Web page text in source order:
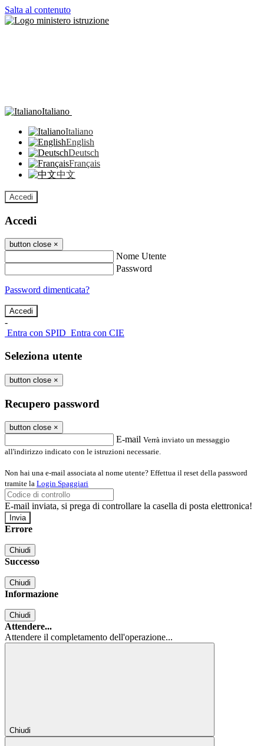
Salta al contenuto
Italiano
Italiano
English
Deutsch
Français
中文
Accedi
Accedi
button close ×
Nome Utente
Password
Password dimenticata?
-
Entra con SPID Entra con CIE
Seleziona utente
button close ×
Recupero password
button close ×
E-mail Verrà inviato un messaggio
all'indirizzo indicato con le istruzioni necessarie.
Non hai una e-mail associata al nome utente? Effettua il reset della password
tramite la Login Spaggiari
E-mail inviata, si prega di controllare la casella di posta elettronica!
Errore
Chiudi
Successo
Chiudi
Informazione
Chiudi
Attendere...
Attendere il completamento dell'operazione...
Chiudi